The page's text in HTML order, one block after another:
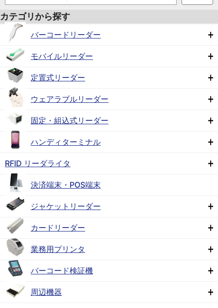
カテゴリから探す
バーコードリーダー
モバイルリーダー
定置式リーダー
ウェアラブルリーダー
固定・組込式リーダー
ハンディターミナル
RFID リーダライタ
決済端末・POS端末
ジャケットリーダー
カードリーダー
業務用プリンタ
バーコード検証機
周辺機器